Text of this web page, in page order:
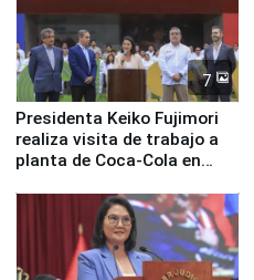
7
Presidenta Keiko Fujimori
realiza visita de trabajo a
planta de Coca-Cola en